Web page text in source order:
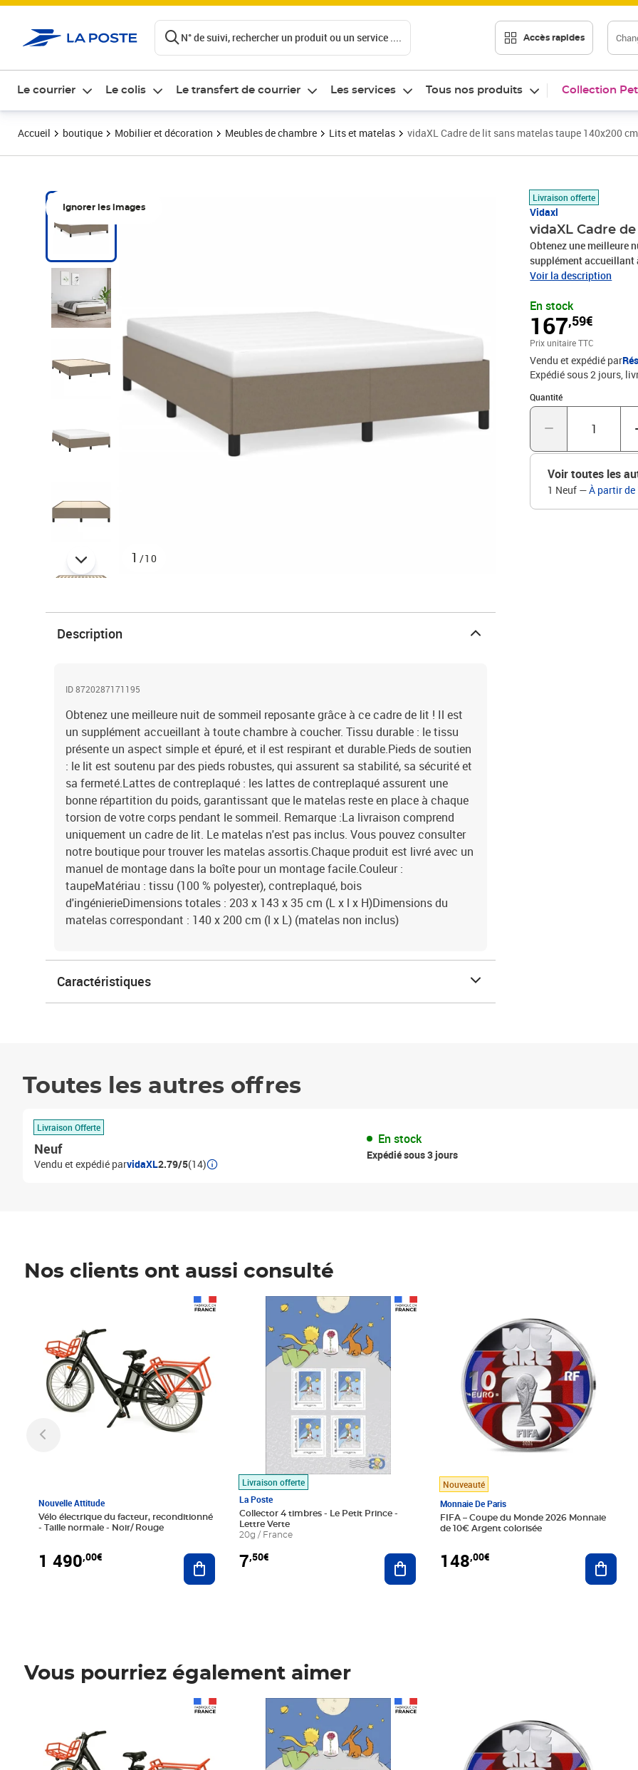
N° de suivi, rechercher un produit ou un service .... Accès rapides
Le courrier Le colis Le transfert de courrier Les services Tous nos produits Collection
Accueil boutique Mobilier et décoration Meubles de chambre Lits et matelas vidaXL Cadre de lit sans matelas taupe 140x200
Ignorer les images
1 /10
Livraison offerte
Vidaxl
vidaXL Cadre
Obtenez une meilleure
supplément accueillant
un aspect simple et
fermeté.Lattes de
répartition du poids,
votre corps pendant le
cadre de lit. Le matelas
trouver les matelas
dans la boîte pour un
polyester),
l x H)Dimensions du
inclus)
Voir la description
En stock
167,59€
Prix 167,59€
Prix unitaire TTC
Vendu et expédié par
Expédié sous 2 jours
Quantité
Quantité : 1
Voir toutes les
1 Neuf —À partir de
Description
ID 8720287171195
Obtenez une meilleure nuit de sommeil reposante grâce à ce cadre de lit ! Il est
un supplément accueillant à toute chambre à coucher. Tissu durable : le tissu
présente un aspect simple et épuré, et il est respirant et durable.Pieds de soutien
: le lit est soutenu par des pieds robustes, qui assurent sa stabilité, sa sécurité et
sa fermeté.Lattes de contreplaqué : les lattes de contreplaqué assurent une
bonne répartition du poids, garantissant que le matelas reste en place à chaque
torsion de votre corps pendant le sommeil. Remarque :La livraison comprend
uniquement un cadre de lit. Le matelas n'est pas inclus. Vous pouvez consulter
notre boutique pour trouver les matelas assortis.Chaque produit est livré avec un
manuel de montage dans la boîte pour un montage facile.Couleur :
taupeMatériau : tissu (100 % polyester), contreplaqué, bois
d'ingénierieDimensions totales : 203 x 143 x 35 cm (L x l x H)Dimensions du
matelas correspondant : 140 x 200 cm (l x L) (matelas non inclus)
Caractéristiques
Toutes les autres offres
Livraison Offerte
Neuf
Vendu et expédié parvidaXL2.79/5(14)
En stock
Expédié sous 3 jours
Nos clients ont aussi consulté
Nouvelle Attitude
Vélo électrique du facteur, reconditionné
- Taille normale - Noir/ Rouge
1 490,00€ Ajouter au panier
Livraison offerte
La Poste
Collector 4 timbres - Le Petit Prince -
Lettre Verte
20g / France
7,50€
Prix 7,50€
Ajouter au panier
Nouveauté
Monnaie De Paris
FIFA – Coupe du Monde 2026 Monnaie
de 10€ Argent colorisée
148,00€
Vous pourriez également aimer
Prix 7,50€